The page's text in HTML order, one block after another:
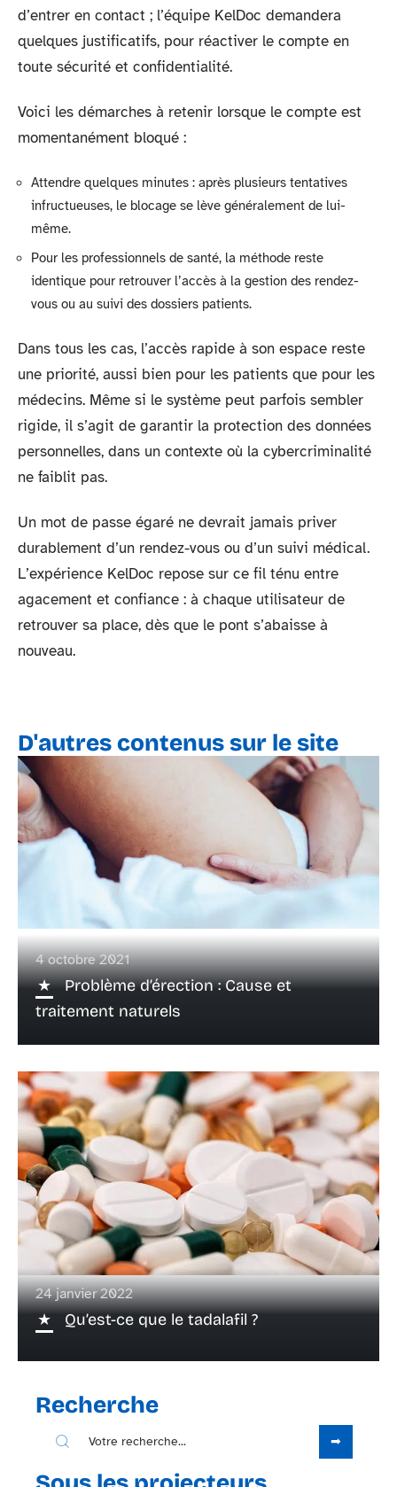
d’entrer en contact ; l’équipe KelDoc demandera
quelques justificatifs, pour réactiver le compte en
toute sécurité et confidentialité.
Voici les démarches à retenir lorsque le compte est
momentanément bloqué :
Attendre quelques minutes : après plusieurs tentatives
infructueuses, le blocage se lève généralement de lui-
même.
Pour les professionnels de santé, la méthode reste
identique pour retrouver l’accès à la gestion des rendez-
vous ou au suivi des dossiers patients.
Dans tous les cas, l’accès rapide à son espace reste
une priorité, aussi bien pour les patients que pour les
médecins. Même si le système peut parfois sembler
rigide, il s’agit de garantir la protection des données
personnelles, dans un contexte où la cybercriminalité
ne faiblit pas.
Un mot de passe égaré ne devrait jamais priver
durablement d’un rendez-vous ou d’un suivi médical.
L’expérience KelDoc repose sur ce fil ténu entre
agacement et confiance : à chaque utilisateur de
retrouver sa place, dès que le pont s’abaisse à
nouveau.
D'autres contenus sur le site
4 octobre 2021
Problème d’érection : Cause et
traitement naturels
24 janvier 2022
Qu’est-ce que le tadalafil ?
Recherche